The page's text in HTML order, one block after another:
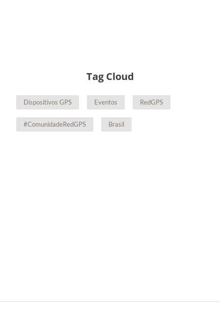
Tag Cloud
Dispositivos GPS Eventos RedGPS
#ComunidadeRedGPS Brasil